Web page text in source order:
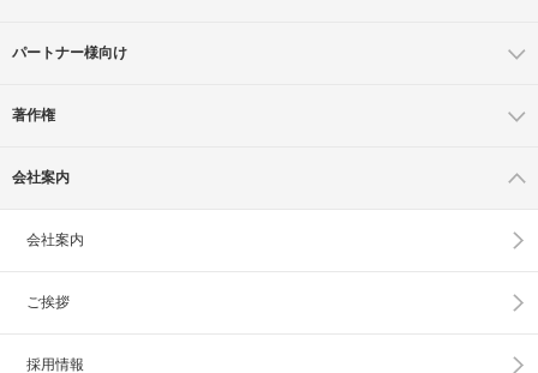
パートナー様向け
著作権
会社案内
会社案内
ご挨拶
採用情報